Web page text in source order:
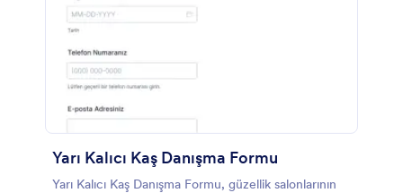
Yarı Kalıcı Kaş Danışma Formu
Yarı Kalıcı Kaş Danışma Formu, güzellik salonlarının